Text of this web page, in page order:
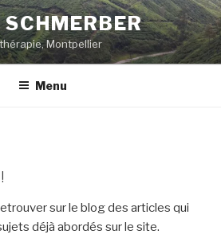
Montpellier
Menu
sur le blog des articles qui
déjà abordés sur le site.